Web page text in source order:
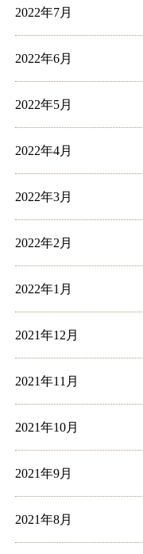
2022年7月
2022年6月
2022年5月
2022年4月
2022年3月
2022年2月
2022年1月
2021年12月
2021年11月
2021年10月
2021年9月
2021年8月